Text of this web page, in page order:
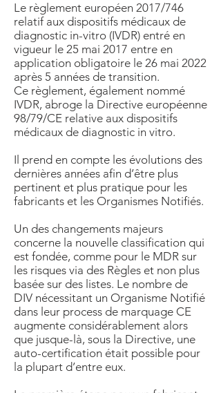
Le règlement européen 2017/746
relatif aux dispositifs médicaux de
diagnostic in-vitro (IVDR) entré en
vigueur le 25 mai 2017 entre en
application obligatoire le 26 mai 2022
après 5 années de transition.
Ce règlement, également nommé
IVDR, abroge la Directive européenne
98/79/CE relative aux dispositifs
médicaux de diagnostic in vitro.
Il prend en compte les évolutions des
dernières années afin d’être plus
pertinent et plus pratique pour les
fabricants et les Organismes Notifiés.
Un des changements majeurs
concerne la nouvelle classification qui
est fondée, comme pour le MDR sur
les risques via des Règles et non plus
basée sur des listes. Le nombre de
DIV nécessitant un Organisme Notifié
dans leur process de marquage CE
augmente considérablement alors
que jusque-là, sous la Directive, une
auto-certification était possible pour
la plupart d’entre eux.